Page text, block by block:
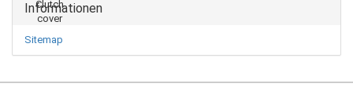
Informationen
Sitemap